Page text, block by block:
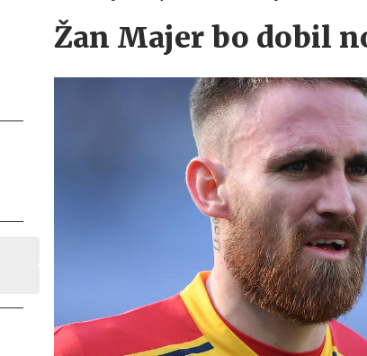
Žan Majer bo dobil